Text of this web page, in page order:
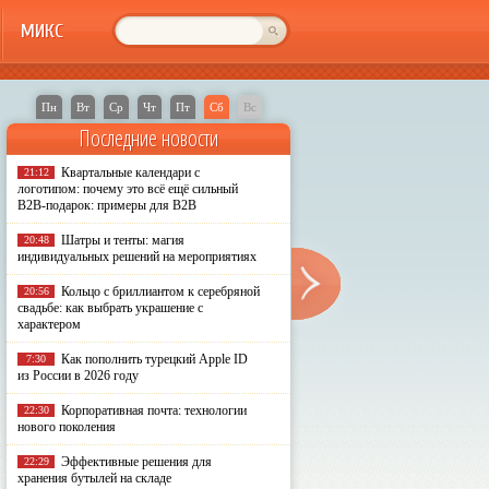
МИКС
Пн Вт Ср Чт Пт Сб Вс
Последние новости
21:12
Квартальные календари с
логотипом: почему это всё ещё сильный
B2B-подарок: примеры для B2B
20:48
Шатры и тенты: магия
индивидуальных решений на мероприятиях
20:56
Кольцо с бриллиантом к серебряной
свадьбе: как выбрать украшение с
характером
7:30
Как пополнить турецкий Apple ID
из России в 2026 году
22:30
Корпоративная почта: технологии
нового поколения
22:29
Эффективные решения для
хранения бутылей на складе